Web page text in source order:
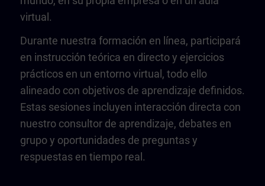
virtual.
Durante nuestra formación en línea, participará
en instrucción teórica en directo y ejercicios
prácticos en un entorno virtual, todo ello
alineado con objetivos de aprendizaje definidos.
Estas sesiones incluyen interacción directa con
nuestro consultor de aprendizaje, debates en
grupo y oportunidades de preguntas y
respuestas en tiempo real.